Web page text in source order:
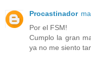
Procastinador
Por el FSM!
Cumplo la gran
ya no me siento